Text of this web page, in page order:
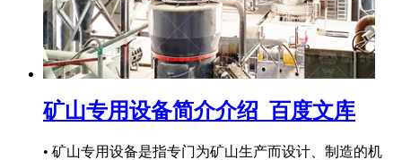
矿山专用设备简介介绍_百度文库
• 矿山专用设备是指专门为矿山生产而设计、制造的机